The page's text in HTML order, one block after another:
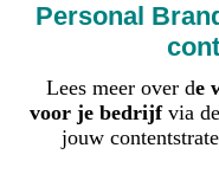
Personal
Lees meer over de
voor je bedrijf via
jouw